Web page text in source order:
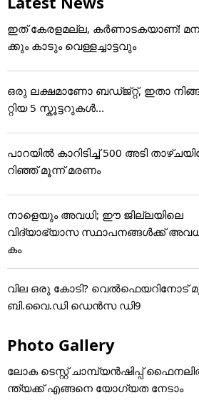
ഇത് കേരളമല്ല, കർണാടകയാണ്!
ക്കും കാടും വെള്ളച്ചാട്ടവും
ഒരു ലക്ഷമാണോ ബഡ്ജ്റ്റ്, ഇതാ
റ്റിയ 5 സ്കൂട്ടറുകൾ...
പാറയിൽ കാറിടിച്ച് 500 അടി
റിഞ്ഞ് മൂന്ന് മരണം
നാളെയും അവധി; ഈ ജില്ലയിലെ
വിദ്യാഭ്യാസ സ്ഥാപനങ്ങൾക്ക്
കം
വില ഒരു കോടി? വെൽഫെയറിനോട്
ബി.വൈ.ഡി ഡെൻസ ഡി9
Photo Gallery
ലോക ടെസ്റ്റ് ചാമ്പ്യൻഷിപ്പ്
ന്ത്യക്ക് എങ്ങനെ യോഗ്യത നേടാം